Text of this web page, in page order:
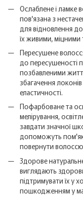
Ослаблене і ламке
пов'язана з
для відновлення
їх живими, міцними
Пересушене
до пересушеності
позбавленими
збагачення
еластичності.
Пофарбоване та
мелірування,
завдати значної
допоможуть
повернути
Здорове
виглядають
підтримувати їх у
пошкодженням у